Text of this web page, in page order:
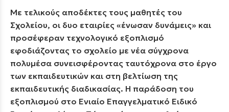
Με τελικούς αποδέκτες τους μαθητές του
Σχολείου, οι δυο εταιρίες «ένωσαν δυνάμεις» και
προσέφεραν τεχνολογικό εξοπλισμό
εφοδιάζοντας το σχολείο με νέα σύγχρονα
πολυμέσα συνεισφέροντας ταυτόχρονα στο έργο
των εκπαιδευτικών και στη βελτίωση της
εκπαιδευτικής διαδικασίας. Η παράδοση του
εξοπλισμού στο Ενιαίο Επαγγελματικό Ειδικό